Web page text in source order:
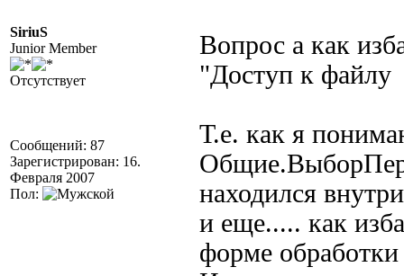
SiriuS
Junior Member
Отсутствует
Сообщений: 87
Зарегистрирован: 16.
Февраля 2007
Пол:
Вопрос а как
"Дocтyп к фaйлy
Т.е. как я
находился
и еще..... как
форме